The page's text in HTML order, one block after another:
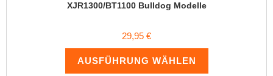
XJR1300/BT1100 Bulldog Modelle
29,95 €
AUSFÜHRUNG WÄHLEN